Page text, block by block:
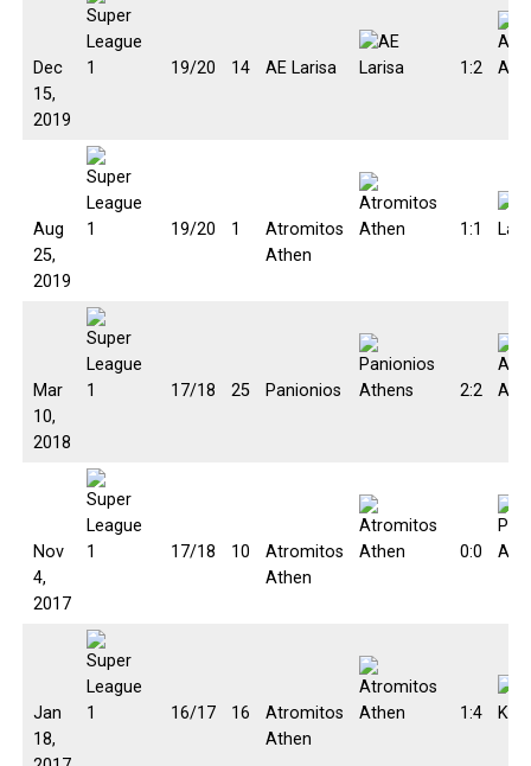
Dec
15,
2019
19/20 14 AE Larisa 1:2
Aug
25,
2019
19/20 1
Atromitos
Athen
1:1
Mar
10,
2018
17/18 25 Panionios 2:2
Nov
4,
2017
17/18 10
Atromitos
Athen
0:0
Jan
18,
16/17 16
Atromitos
Athen
1:4